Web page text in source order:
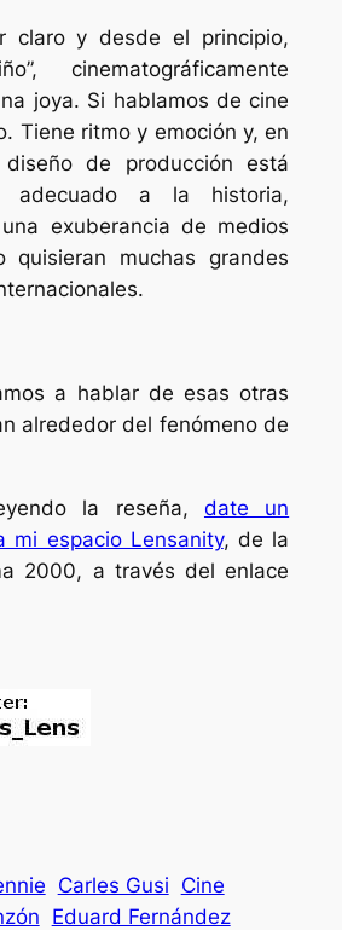
claro y desde el principio,
cinematográficamente
joya. Si hablamos de cine
Tiene ritmo y emoción y, en
de producción está
adecuado a la historia,
exuberancia de medios
muchas grandes
a hablar de esas otras
alrededor del fenómeno de
la reseña, date un
mi espacio Lensanity, de la
2000, a través del enlace
Carles Gusi Cine
Eduard Fernández